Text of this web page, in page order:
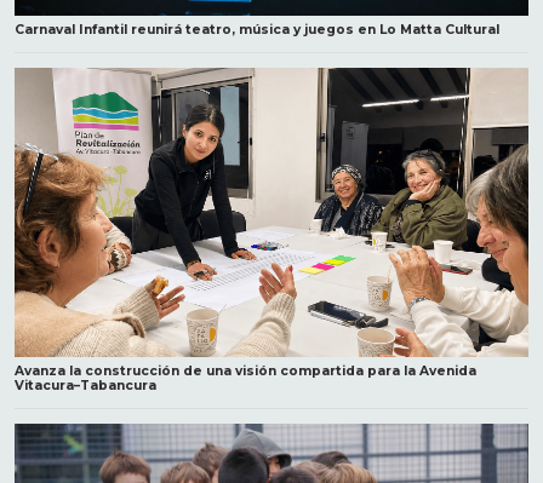
Carnaval Infantil reunirá teatro, música y juegos en Lo Matta Cultural
Avanza la construcción de una visión compartida para la Avenida
Vitacura–Tabancura